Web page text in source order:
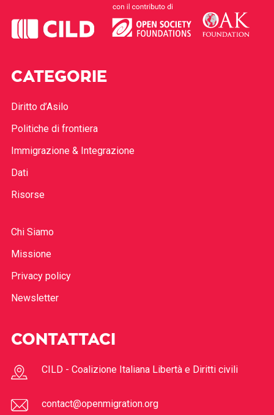
CATEGORIE
Diritto d’Asilo
Politiche di frontiera
Immigrazione & Integrazione
Dati
Risorse
Chi Siamo
Missione
Privacy policy
Newsletter
CONTATTACI
CILD - Coalizione Italiana Libertà e Diritti civili
contact@openmigration.org